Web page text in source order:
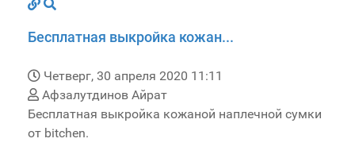
Бесплатная выкройка кожан...
Четверг, 30 апреля 2020 11:11
Афзалутдинов Айрат
Бесплатная выкройка кожаной наплечной сумки
от bitchen.